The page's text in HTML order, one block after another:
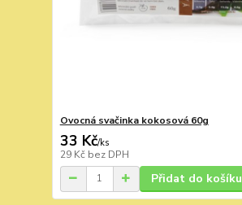
Ovocná svačinka kokosová 60g
33 Kč/ks
29 Kč bez DPH
Přidat do košíku